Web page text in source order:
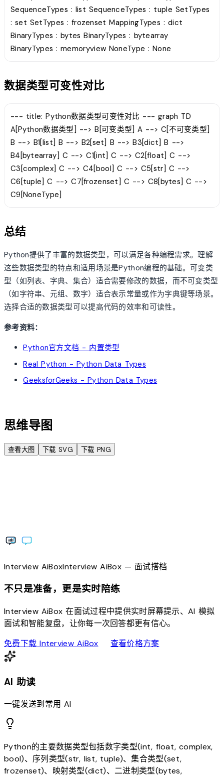
SequenceTypes : list SequenceTypes : tuple SetTypes
: set SetTypes : frozenset MappingTypes : dict
BinaryTypes : bytes BinaryTypes : bytearray
BinaryTypes : memoryview NoneType : None
数据类型可变性对比
--- title: Python数据类型可变性对比 --- graph TD
A[Python数据类型] --> B[可变类型] A --> C[不可变类型]
B --> B1[list] B --> B2[set] B --> B3[dict] B -->
B4[bytearray] C --> C1[int] C --> C2[float] C -->
C3[complex] C --> C4[bool] C --> C5[str] C -->
C6[tuple] C --> C7[frozenset] C --> C8[bytes] C -->
C9[NoneType]
总结
Python提供了丰富的数据类型，可以满足各种编程需求。理解
这些数据类型的特点和适用场景是Python编程的基础。可变类
型（如列表、字典、集合）适合需要修改的数据，而不可变类型
（如字符串、元组、数字）适合表示常量或作为字典键等场景。
选择合适的数据类型可以提高代码的效率和可读性。
参考资料：
Python官方文档 - 内置类型
Real Python - Python Data Types
GeeksforGeeks - Python Data Types
思维导图
查看大图 下载 SVG 下载 PNG
Interview AiBoxInterviewAiBox— 面试搭档
不只是准备，更是实时陪练
Interview AiBox 在面试过程中提供实时屏幕提示、AI 模拟
面试和智能复盘，让你每一次回答都更有信心。
免费下载 Interview AiBoxdownload查看价格方案sell
AI 助读
一键发送到常用 AI
Python的主要数据类型包括数字类型(int, float, complex,
bool)、序列类型(str, list, tuple)、集合类型(set,
frozenset)、映射类型(dict)、二进制类型(bytes,